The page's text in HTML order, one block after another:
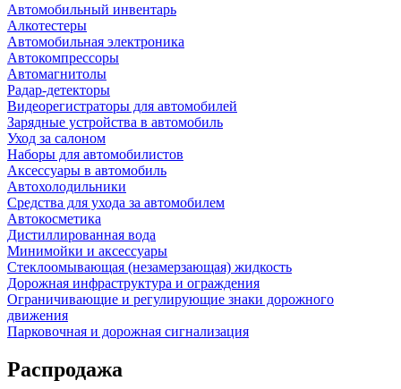
Автомобильный инвентарь
Алкотестеры
Автомобильная электроника
Автокомпрессоры
Автомагнитолы
Радар-детекторы
Видеорегистраторы для автомобилей
Зарядные устройства в автомобиль
Уход за салоном
Наборы для автомобилистов
Аксессуары в автомобиль
Автохолодильники
Средства для ухода за автомобилем
Автокосметика
Дистиллированная вода
Минимойки и аксессуары
Стеклоомывающая (незамерзающая) жидкость
Дорожная инфраструктура и ограждения
Ограничивающие и регулирующие знаки дорожного
движения
Парковочная и дорожная сигнализация
Распродажа